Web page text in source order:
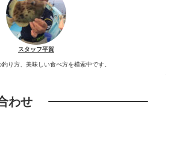
スタッフ平賀
り方、美味しい食べ方を模索中です。
わせ